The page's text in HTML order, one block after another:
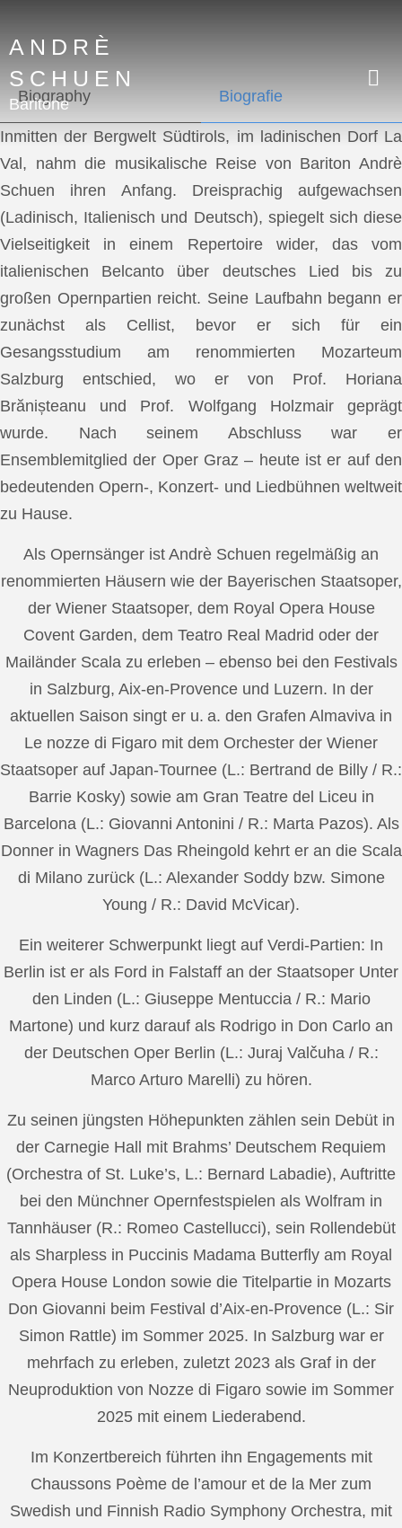
ANDRÈ
SCHUEN
Baritone
Biography Biografie
Inmitten der Bergwelt Südtirols, im ladinischen Dorf La
Val, nahm die musikalische Reise von Bariton Andrè
Schuen ihren Anfang. Dreisprachig aufgewachsen
(Ladinisch, Italienisch und Deutsch), spiegelt sich diese
Vielseitigkeit in einem Repertoire wider, das vom
italienischen Belcanto über deutsches Lied bis zu
großen Opernpartien reicht. Seine Laufbahn begann er
zunächst als Cellist, bevor er sich für ein
Gesangsstudium am renommierten Mozarteum
Salzburg entschied, wo er von Prof. Horiana
Brănișteanu und Prof. Wolfgang Holzmair geprägt
wurde. Nach seinem Abschluss war er
Ensemblemitglied der Oper Graz – heute ist er auf den
bedeutenden Opern-, Konzert- und Liedbühnen weltweit
zu Hause.
Als Opernsänger ist Andrè Schuen regelmäßig an
renommierten Häusern wie der Bayerischen Staatsoper,
der Wiener Staatsoper, dem Royal Opera House
Covent Garden, dem Teatro Real Madrid oder der
Mailänder Scala zu erleben – ebenso bei den Festivals
in Salzburg, Aix-en-Provence und Luzern. In der
aktuellen Saison singt er u. a. den Grafen Almaviva in
Le nozze di Figaro mit dem Orchester der Wiener
Staatsoper auf Japan-Tournee (L.: Bertrand de Billy / R.:
Barrie Kosky) sowie am Gran Teatre del Liceu in
Barcelona (L.: Giovanni Antonini / R.: Marta Pazos). Als
Donner in Wagners Das Rheingold kehrt er an die Scala
di Milano zurück (L.: Alexander Soddy bzw. Simone
Young / R.: David McVicar).
Ein weiterer Schwerpunkt liegt auf Verdi-Partien: In
Berlin ist er als Ford in Falstaff an der Staatsoper Unter
den Linden (L.: Giuseppe Mentuccia / R.: Mario
Martone) und kurz darauf als Rodrigo in Don Carlo an
der Deutschen Oper Berlin (L.: Juraj Valčuha / R.:
Marco Arturo Marelli) zu hören.
Zu seinen jüngsten Höhepunkten zählen sein Debüt in
der Carnegie Hall mit Brahms’ Deutschem Requiem
(Orchestra of St. Luke’s, L.: Bernard Labadie), Auftritte
bei den Münchner Opernfestspielen als Wolfram in
Tannhäuser (R.: Romeo Castellucci), sein Rollendebüt
als Sharpless in Puccinis Madama Butterfly am Royal
Opera House London sowie die Titelpartie in Mozarts
Don Giovanni beim Festival d’Aix-en-Provence (L.: Sir
Simon Rattle) im Sommer 2025. In Salzburg war er
mehrfach zu erleben, zuletzt 2023 als Graf in der
Neuproduktion von Nozze di Figaro sowie im Sommer
2025 mit einem Liederabend.
Im Konzertbereich führten ihn Engagements mit
Chaussons Poème de l’amour et de la Mer zum
Swedish und Finnish Radio Symphony Orchestra, mit